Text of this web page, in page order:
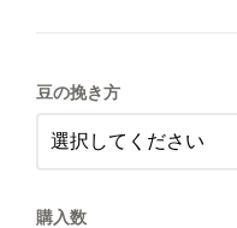
レギュラーコーヒーギフト
豆の挽き方
購入数